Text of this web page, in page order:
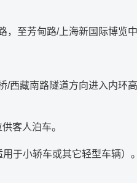
，至芳甸路/上海新国际博览
/西藏南路隧道方向进入内环
客人泊车。
于小轿车或其它轻型车辆）。